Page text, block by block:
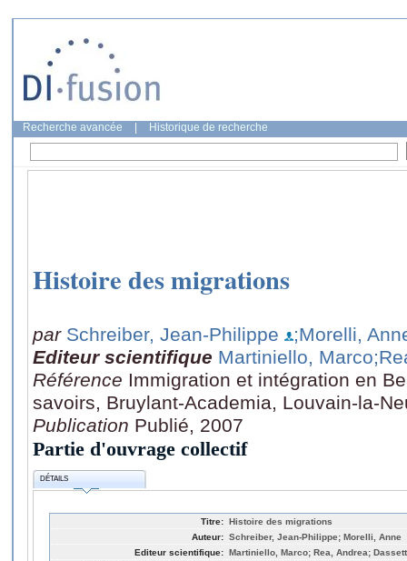
Recherche avancée Historique de recherche
Histoire des migrations
par Schreiber, Jean-Philippe
;Morelli,
Editeur scientifique Martiniello, Marco
Référence Immigration et intégration en
savoirs, Bruylant-Academia, Louvain-la-
Publication Publié, 2007
Partie d'ouvrage collectif
DÉTAILS
Titre: Histoire des migrations
Auteur: Schreiber, Jean-Philippe; Morelli, Anne
Editeur scientifique: Martiniello, Marco; Rea, Andrea;